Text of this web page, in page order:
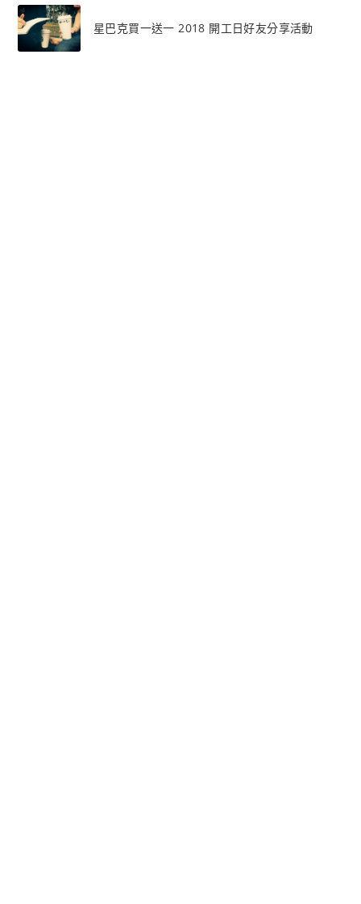
星巴克買一送一 2018 開工日好友分享活動